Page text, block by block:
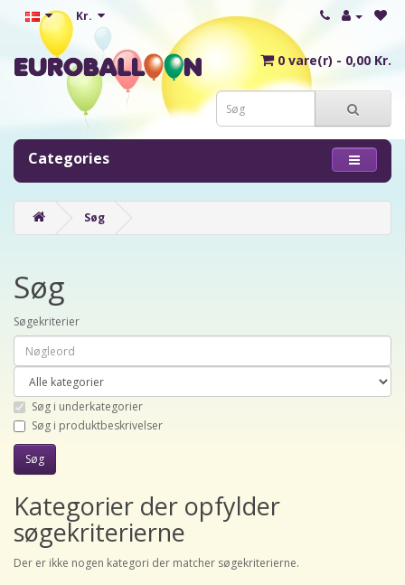
Kr.
0 vare(r) - 0,00 Kr.
Categories
Søg
Søg
Søgekriterier
Søg i underkategorier
Søg i produktbeskrivelser
Kategorier der opfylder
søgekriterierne
Der er ikke nogen kategori der matcher søgekriterierne.